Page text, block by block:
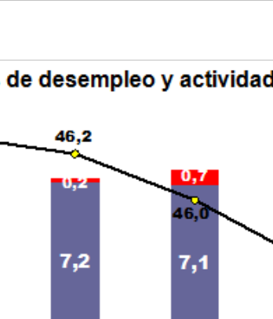
capacitaciones
Analizamos políticas,
programas y realidades locales
efectos. Desarrollamos